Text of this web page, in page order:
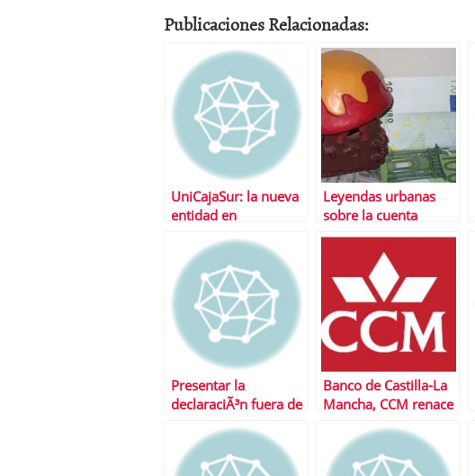
Publicaciones Relacionadas:
UniCajaSur: la nueva
entidad en
Leyendas urbanas
sobre la cuenta
ahorro vivienda
Presentar la
declaraciÃ³n fuera de
Banco de Castilla-La
Mancha, CCM renace